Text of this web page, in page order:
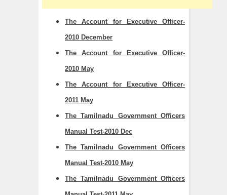
The Account for Executive Officer-
2010 December
The Account for Executive Officer-
2010 May
The Account for Executive Officer-
2011 May
The Tamilnadu Government Officers
Manual Test-2010 Dec
The Tamilnadu Government Officers
Manual Test-2010 May
The Tamilnadu Government Officers